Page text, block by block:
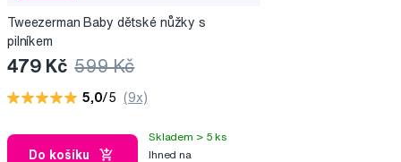
Tweezerman Baby dětské nůžky s
pilníkem
479 Kč 599 Kč
5,0/5 (9x)
Do košíku
Skladem > 5 ks
Ihned na